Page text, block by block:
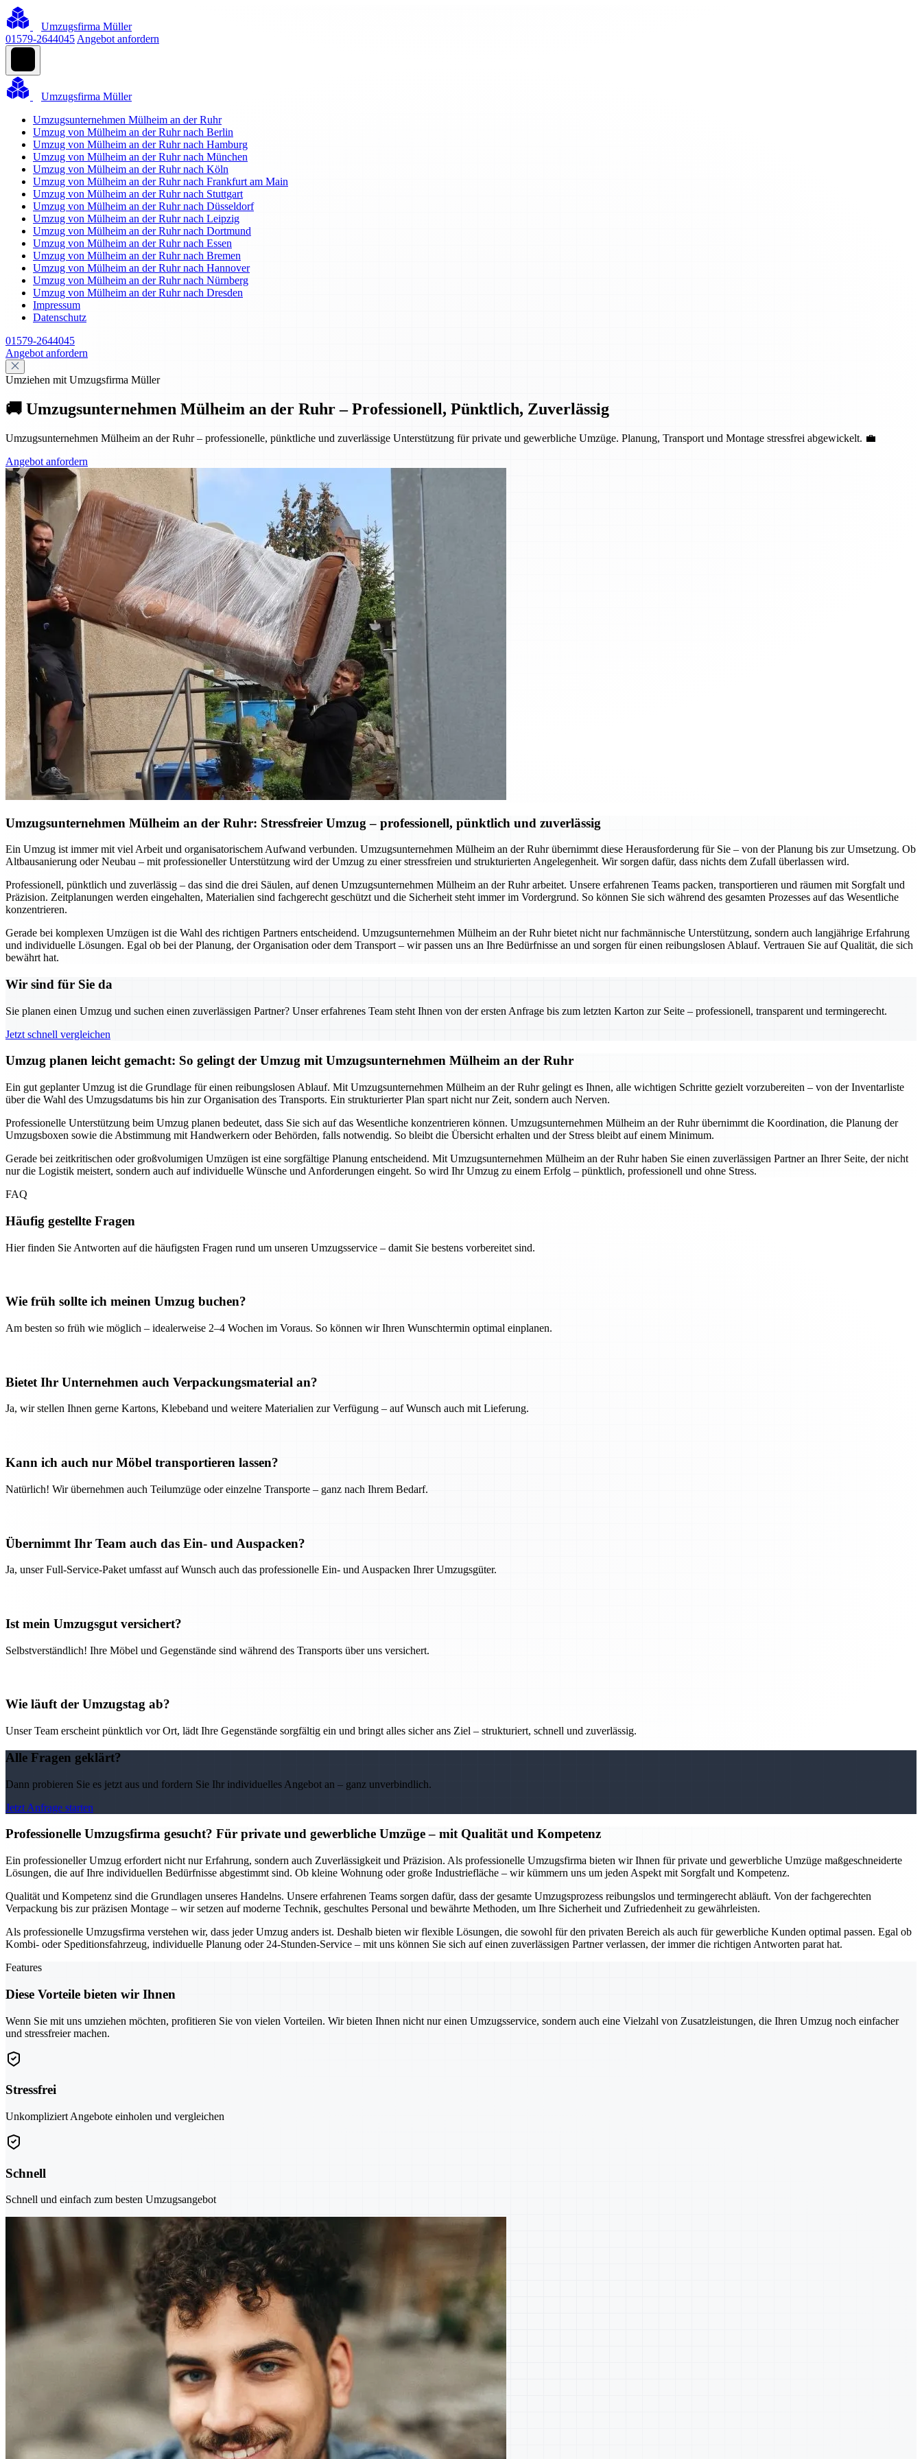
Umzugsfirma Müller
01579-2644045 Angebot anfordern
Umzugsfirma Müller
Umzugsunternehmen Mülheim an der Ruhr
Umzug von Mülheim an der Ruhr nach Berlin
Umzug von Mülheim an der Ruhr nach Hamburg
Umzug von Mülheim an der Ruhr nach München
Umzug von Mülheim an der Ruhr nach Köln
Umzug von Mülheim an der Ruhr nach Frankfurt am Main
Umzug von Mülheim an der Ruhr nach Stuttgart
Umzug von Mülheim an der Ruhr nach Düsseldorf
Umzug von Mülheim an der Ruhr nach Leipzig
Umzug von Mülheim an der Ruhr nach Dortmund
Umzug von Mülheim an der Ruhr nach Essen
Umzug von Mülheim an der Ruhr nach Bremen
Umzug von Mülheim an der Ruhr nach Hannover
Umzug von Mülheim an der Ruhr nach Nürnberg
Umzug von Mülheim an der Ruhr nach Dresden
Impressum
Datenschutz
01579-2644045
Angebot anfordern
Umziehen mit Umzugsfirma Müller
🚚 Umzugsunternehmen Mülheim an der Ruhr – Professionell, Pünktlich, Zuverlässig
Umzugsunternehmen Mülheim an der Ruhr – professionelle, pünktliche und zuverlässige Unterstützung für private und gewerbliche Umzüge. Planung, Transport und Montage stressfrei abgewickelt. 💼
Angebot anfordern
Umzugsunternehmen Mülheim an der Ruhr: Stressfreier Umzug – professionell, pünktlich und zuverlässig
Ein Umzug ist immer mit viel Arbeit und organisatorischem Aufwand verbunden. Umzugsunternehmen Mülheim an der Ruhr übernimmt diese Herausforderung für Sie – von der Planung bis zur Umsetzung. Ob
Altbausanierung oder Neubau – mit professioneller Unterstützung wird der Umzug zu einer stressfreien und strukturierten Angelegenheit. Wir sorgen dafür, dass nichts dem Zufall überlassen wird.
Professionell, pünktlich und zuverlässig – das sind die drei Säulen, auf denen Umzugsunternehmen Mülheim an der Ruhr arbeitet. Unsere erfahrenen Teams packen, transportieren und räumen mit Sorgfalt und
Präzision. Zeitplanungen werden eingehalten, Materialien sind fachgerecht geschützt und die Sicherheit steht immer im Vordergrund. So können Sie sich während des gesamten Prozesses auf das Wesentliche
konzentrieren.
Gerade bei komplexen Umzügen ist die Wahl des richtigen Partners entscheidend. Umzugsunternehmen Mülheim an der Ruhr bietet nicht nur fachmännische Unterstützung, sondern auch langjährige Erfahrung
und individuelle Lösungen. Egal ob bei der Planung, der Organisation oder dem Transport – wir passen uns an Ihre Bedürfnisse an und sorgen für einen reibungslosen Ablauf. Vertrauen Sie auf Qualität, die sich
bewährt hat.
Wir sind für Sie da
Sie planen einen Umzug und suchen einen zuverlässigen Partner? Unser erfahrenes Team steht Ihnen von der ersten Anfrage bis zum letzten Karton zur Seite – professionell, transparent und termingerecht.
Jetzt schnell vergleichen
Umzug planen leicht gemacht: So gelingt der Umzug mit Umzugsunternehmen Mülheim an der Ruhr
Ein gut geplanter Umzug ist die Grundlage für einen reibungslosen Ablauf. Mit Umzugsunternehmen Mülheim an der Ruhr gelingt es Ihnen, alle wichtigen Schritte gezielt vorzubereiten – von der Inventarliste
über die Wahl des Umzugsdatums bis hin zur Organisation des Transports. Ein strukturierter Plan spart nicht nur Zeit, sondern auch Nerven.
Professionelle Unterstützung beim Umzug planen bedeutet, dass Sie sich auf das Wesentliche konzentrieren können. Umzugsunternehmen Mülheim an der Ruhr übernimmt die Koordination, die Planung der
Umzugsboxen sowie die Abstimmung mit Handwerkern oder Behörden, falls notwendig. So bleibt die Übersicht erhalten und der Stress bleibt auf einem Minimum.
Gerade bei zeitkritischen oder großvolumigen Umzügen ist eine sorgfältige Planung entscheidend. Mit Umzugsunternehmen Mülheim an der Ruhr haben Sie einen zuverlässigen Partner an Ihrer Seite, der nicht
nur die Logistik meistert, sondern auch auf individuelle Wünsche und Anforderungen eingeht. So wird Ihr Umzug zu einem Erfolg – pünktlich, professionell und ohne Stress.
FAQ
Häufig gestellte Fragen
Hier finden Sie Antworten auf die häufigsten Fragen rund um unseren Umzugsservice – damit Sie bestens vorbereitet sind.
Wie früh sollte ich meinen Umzug buchen?
Am besten so früh wie möglich – idealerweise 2–4 Wochen im Voraus. So können wir Ihren Wunschtermin optimal einplanen.
Bietet Ihr Unternehmen auch Verpackungsmaterial an?
Ja, wir stellen Ihnen gerne Kartons, Klebeband und weitere Materialien zur Verfügung – auf Wunsch auch mit Lieferung.
Kann ich auch nur Möbel transportieren lassen?
Natürlich! Wir übernehmen auch Teilumzüge oder einzelne Transporte – ganz nach Ihrem Bedarf.
Übernimmt Ihr Team auch das Ein- und Auspacken?
Ja, unser Full-Service-Paket umfasst auf Wunsch auch das professionelle Ein- und Auspacken Ihrer Umzugsgüter.
Ist mein Umzugsgut versichert?
Selbstverständlich! Ihre Möbel und Gegenstände sind während des Transports über uns versichert.
Wie läuft der Umzugstag ab?
Unser Team erscheint pünktlich vor Ort, lädt Ihre Gegenstände sorgfältig ein und bringt alles sicher ans Ziel – strukturiert, schnell und zuverlässig.
Alle Fragen geklärt?
Dann probieren Sie es jetzt aus und fordern Sie Ihr individuelles Angebot an – ganz unverbindlich.
Jetzt Anfrage starten
Professionelle Umzugsfirma gesucht? Für private und gewerbliche Umzüge – mit Qualität und Kompetenz
Ein professioneller Umzug erfordert nicht nur Erfahrung, sondern auch Zuverlässigkeit und Präzision. Als professionelle Umzugsfirma bieten wir Ihnen für private und gewerbliche Umzüge maßgeschneiderte
Lösungen, die auf Ihre individuellen Bedürfnisse abgestimmt sind. Ob kleine Wohnung oder große Industriefläche – wir kümmern uns um jeden Aspekt mit Sorgfalt und Kompetenz.
Qualität und Kompetenz sind die Grundlagen unseres Handelns. Unsere erfahrenen Teams sorgen dafür, dass der gesamte Umzugsprozess reibungslos und termingerecht abläuft. Von der fachgerechten
Verpackung bis zur präzisen Montage – wir setzen auf moderne Technik, geschultes Personal und bewährte Methoden, um Ihre Sicherheit und Zufriedenheit zu gewährleisten.
Als professionelle Umzugsfirma verstehen wir, dass jeder Umzug anders ist. Deshalb bieten wir flexible Lösungen, die sowohl für den privaten Bereich als auch für gewerbliche Kunden optimal passen. Egal ob
Kombi- oder Speditionsfahrzeug, individuelle Planung oder 24-Stunden-Service – mit uns können Sie sich auf einen zuverlässigen Partner verlassen, der immer die richtigen Antworten parat hat.
Features
Diese Vorteile bieten wir Ihnen
Wenn Sie mit uns umziehen möchten, profitieren Sie von vielen Vorteilen. Wir bieten Ihnen nicht nur einen Umzugsservice, sondern auch eine Vielzahl von Zusatzleistungen, die Ihren Umzug noch einfacher
und stressfreier machen.
Stressfrei
Unkompliziert Angebote einholen und vergleichen
Schnell
Schnell und einfach zum besten Umzugsangebot